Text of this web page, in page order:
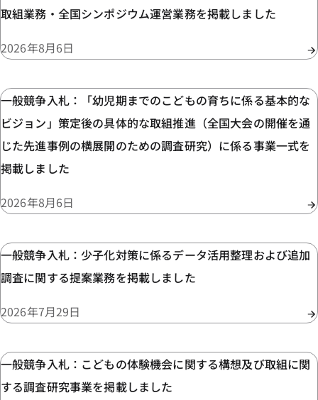
取組業務・全国シンポジウム運営業務を掲載しました
2026年8月6日
一般競争入札：「幼児期までのこどもの育ちに係る基本的な
ビジョン」策定後の具体的な取組推進（全国大会の開催を通
じた先進事例の横展開のための調査研究）に係る事業一式を
掲載しました
2026年8月6日
一般競争入札：少子化対策に係るデータ活用整理および追加
調査に関する提案業務を掲載しました
2026年7月29日
一般競争入札：こどもの体験機会に関する構想及び取組に関
する調査研究事業を掲載しました